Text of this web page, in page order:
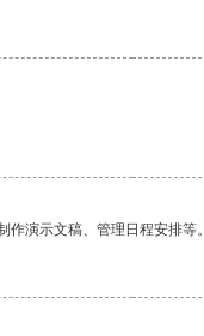
演示文稿、管理日程安排等。